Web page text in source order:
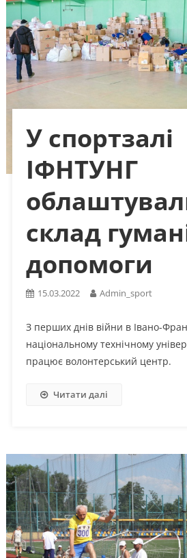
У спортзалі
ІФНТУНГ
склад
допомоги
15.03.2022 Admin_sport
З перших днів війни в Івано-
національному технічному
працює волонтерський центр.
Читати далі